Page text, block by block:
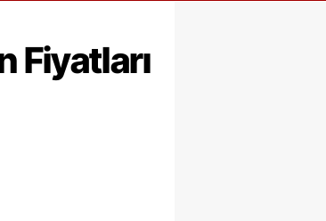
Fiyatları